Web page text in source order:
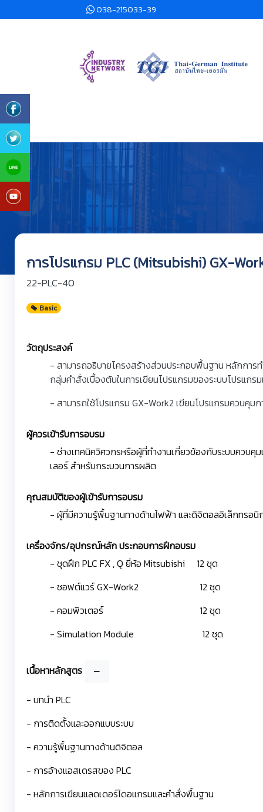
038-215033-39
การโปรแกรม PLC (Mitsubishi) GX-
22-PLC-40
Basic
วัตถุประสงค์
- สามารถอธิบายโครงสร้างส่วนประกอบพื้นฐาน หลักการ
กลุ่มคำสั่งเบื้องต้นในการเขียนโปรแกรมของระบบโปรแกร
- สามารถใช้โปรแกรม GX-Work2 เขียนโปรแกรมควบคุ
ผู้ควรเข้ารับการอบรม
- ช่างเทคนิควิศวกรหรือผู้ที่ทำงานเกี่ยวข้องกับระบบควบคุ
เลอร์ สำหรับกระบวนการผลิต
คุณสมบัติของผู้เข้ารับการอบรม
- ผู้ที่มีความรู้พื้นฐานทางด้านไฟฟ้า และดิจิตอลอิเ
เครื่องจักร/อุปกรณ์หลัก ประกอบการฝึกอบรม
- ชุดฝึก PLC FX , Q ยี่ห้อ Mitsubishi 12 ชุด
- ซอฟต์แวร์ GX-Work2 12 ชุด
- คอมพิวเตอร์ 12 ชุด
- Simulation Module 12 ชุด
เนื้อหาหลักสูตร
- บทนำ PLC
- การติดตั้งและออกแบบระบบ
- ความรู้พื้นฐานทางด้านดิจิตอล
- การอ้างแอสเดรสของ PLC
- หลักการเขียนแลดเดอร์ไดอแกรมและคำสั่งพื้นฐาน